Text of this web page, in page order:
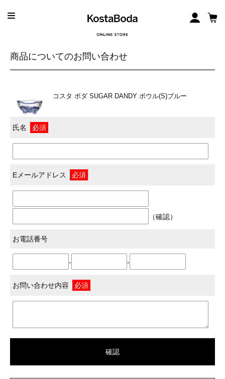
商品についてのお問い合わせ
コスタ ボダ SUGAR DANDY ボウル(S)ブルー
氏名 必須
Eメールアドレス 必須
（確認）
お電話番号
- -
お問い合わせ内容 必須